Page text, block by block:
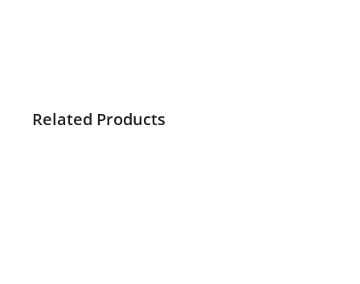
Related Products